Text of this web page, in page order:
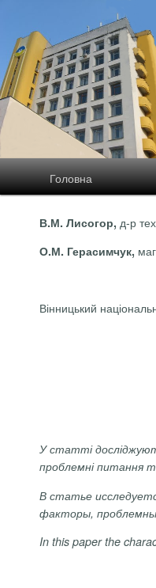
Головна
В.М. Лисогор, д-р
О.М. Герасимчук,
Вінницький
У статті
проблемні питання
В статье
факторы,
In this paper the